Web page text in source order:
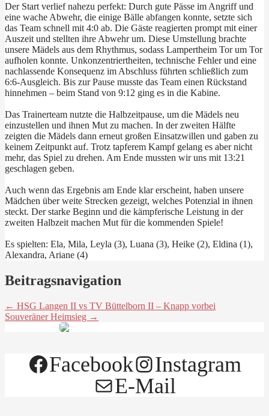
Der Start verlief nahezu perfekt: Durch gute Pässe im Angriff und
eine wache Abwehr, die einige Bälle abfangen konnte, setzte sich
das Team schnell mit 4:0 ab. Die Gäste reagierten prompt mit einer
Auszeit und stellten ihre Abwehr um. Diese Umstellung brachte
unsere Mädels aus dem Rhythmus, sodass Lampertheim Tor um Tor
aufholen konnte. Unkonzentriertheiten, technische Fehler und eine
nachlassende Konsequenz im Abschluss führten schließlich zum
6:6-Ausgleich. Bis zur Pause musste das Team einen Rückstand
hinnehmen – beim Stand von 9:12 ging es in die Kabine.
Das Trainerteam nutzte die Halbzeitpause, um die Mädels neu
einzustellen und ihnen Mut zu machen. In der zweiten Hälfte
zeigten die Mädels dann erneut großen Einsatzwillen und gaben zu
keinem Zeitpunkt auf. Trotz tapferem Kampf gelang es aber nicht
mehr, das Spiel zu drehen. Am Ende mussten wir uns mit 13:21
geschlagen geben.
Auch wenn das Ergebnis am Ende klar erscheint, haben unsere
Mädchen über weite Strecken gezeigt, welches Potenzial in ihnen
steckt. Der starke Beginn und die kämpferische Leistung in der
zweiten Halbzeit machen Mut für die kommenden Spiele!
Es spielten: Ela, Mila, Leyla (3), Luana (3), Heike (2), Eldina (1),
Alexandra, Ariane (4)
Beitragsnavigation
← HSG Langen II vs TV Büttelborn II – Knapp vorbei
Souveräner Heimsieg →
Facebook
Instagram
E-Mail